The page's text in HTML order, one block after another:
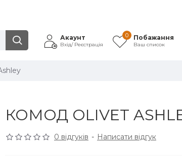
Акаунт
Вхід/ Реєстрація
Побажання
Ваш список
0
КОМОД OLIVET
0 відгуків - Написати відгук